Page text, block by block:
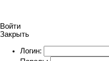
Войти
Закрыть
Логин: